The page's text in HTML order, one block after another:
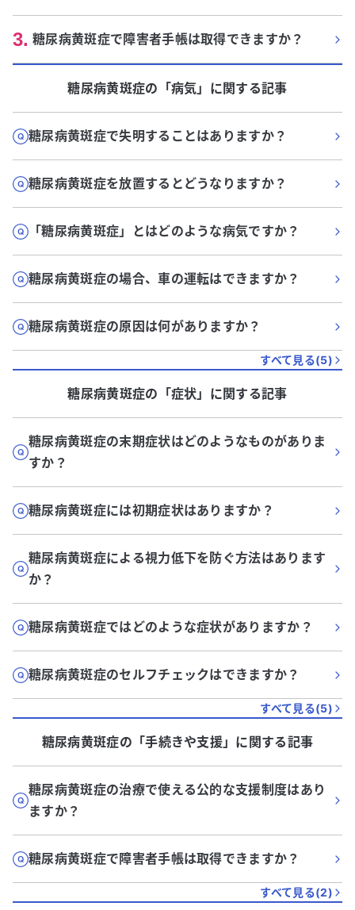
3. 糖尿病黄斑症で障害者手帳は取得できますか？
糖尿病黄斑症の「病気」に関する記事
糖尿病黄斑症で失明することはありますか？
糖尿病黄斑症を放置するとどうなりますか？
「糖尿病黄斑症」とはどのような病気ですか？
糖尿病黄斑症の場合、車の運転はできますか？
糖尿病黄斑症の原因は何がありますか？
すべて見る(5)
糖尿病黄斑症の「症状」に関する記事
糖尿病黄斑症の末期症状はどのようなものがありま
すか？
糖尿病黄斑症には初期症状はありますか？
糖尿病黄斑症による視力低下を防ぐ方法はあります
か？
糖尿病黄斑症ではどのような症状がありますか？
糖尿病黄斑症のセルフチェックはできますか？
すべて見る(5)
糖尿病黄斑症の「手続きや支援」に関する記事
糖尿病黄斑症の治療で使える公的な支援制度はあり
ますか？
糖尿病黄斑症で障害者手帳は取得できますか？
すべて見る(2)